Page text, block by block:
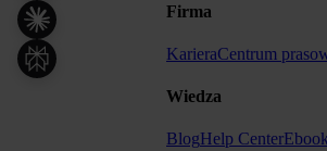
Firma
KarieraCentrum
Wiedza
BlogHelp Center